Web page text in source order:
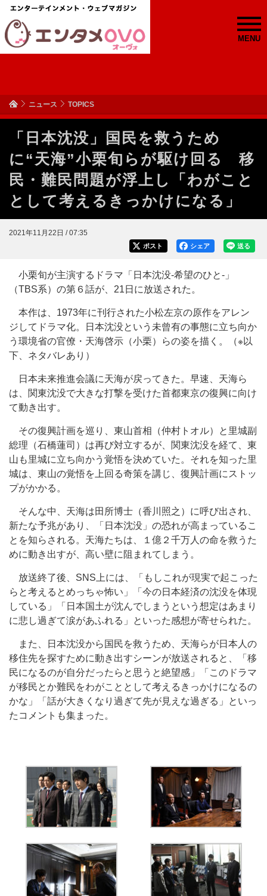
MENU
ニュース TOPICS
「日本沈没」国民を救うため
に“天海”小栗旬らが駆け回る 移
民・難民問題が浮上し「わがこと
として考えるきっかけになる」
2021年11月22日 / 07:35
送る
シェア
ポスト
小栗旬が主演するドラマ「日本沈没‐希望のひと‐」
（TBS系）の第６話が、21日に放送された。
本作は、1973年に刊行された小松左京の原作をアレン
ジしてドラマ化。日本沈没という未曾有の事態に立ち向か
う環境省の官僚・天海啓示（小栗）らの姿を描く。（※以
下、ネタバレあり）
日本未来推進会議に天海が戻ってきた。早速、天海ら
は、関東沈没で大きな打撃を受けた首都東京の復興に向け
て動き出す。
その復興計画を巡り、東山首相（仲村トオル）と里城副
総理（石橋蓮司）は再び対立するが、関東沈没を経て、東
山も里城に立ち向かう覚悟を決めていた。それを知った里
城は、東山の覚悟を上回る奇策を講じ、復興計画にストッ
プがかかる。
そんな中、天海は田所博士（香川照之）に呼び出され、
新たな予兆があり、「日本沈没」の恐れが高まっているこ
とを知らされる。天海たちは、１億２千万人の命を救うた
めに動き出すが、高い壁に阻まれてしまう。
放送終了後、SNS上には、「もしこれが現実で起こった
らと考えるとめっちゃ怖い」「今の日本経済の沈没を体現
している」「日本国土が沈んでしまうという想定はあまり
に悲し過ぎて涙があふれる」といった感想が寄せられた。
また、日本沈没から国民を救うため、天海らが日本人の
移住先を探すために動き出すシーンが放送されると、「移
民になるのが自分だったらと思うと絶望感」「このドラマ
が移民とか難民をわがこととして考えるきっかけになるの
かな」「話が大きくなり過ぎて先が見えな過ぎる」といっ
たコメントも集まった。